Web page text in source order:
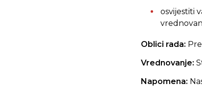
osvijestiti
Oblici rada:
Vrednovanje:
Napomena: